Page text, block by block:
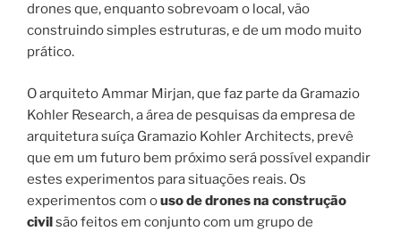
drones que, enquanto sobrevoam o local, vão
construindo simples estruturas, e de um modo muito
prático.
O arquiteto Ammar Mirjan, que faz parte da Gramazio
Kohler Research, a área de pesquisas da empresa de
arquitetura suíça Gramazio Kohler Architects, prevê
que em um futuro bem próximo será possível expandir
estes experimentos para situações reais. Os
experimentos com ouso de drones na construção
civilsão feitos em conjunto com um grupo de